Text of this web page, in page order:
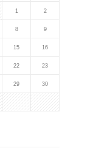
1 2
8 9
15 16
22 23
29 30